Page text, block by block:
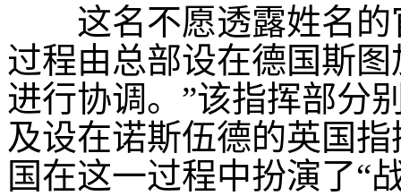
这名不愿透露姓名的
过程由总部设在德国斯
进行协调。”该指挥部分
及设在诺斯伍德的英国
国在这一过程中扮演了“